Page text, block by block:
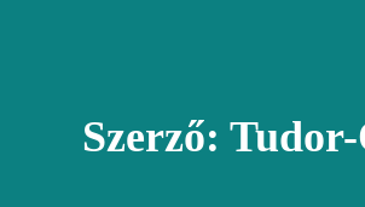
Szerző: